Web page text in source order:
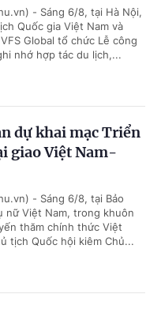
- Sáng 6/8, tại Hà Nội,
Quốc gia Việt Nam và
Global tổ chức Lễ công
nhớ hợp tác du lịch,...
dự khai mạc Triển
giao Việt Nam-
- Sáng 6/8, tại Bảo
nữ Việt Nam, trong khuôn
thăm chính thức Việt
tịch Quốc hội kiêm Chủ...